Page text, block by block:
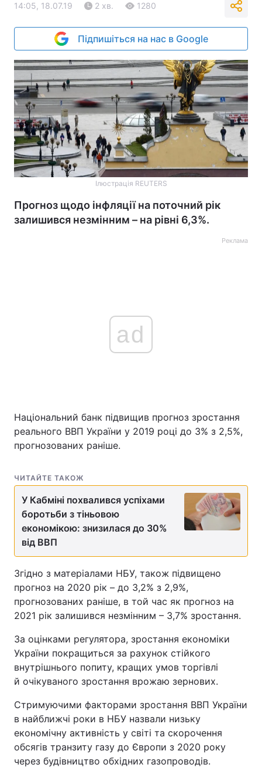
14:05, 18.07.19 2 хв. 1280
Підпишіться на нас в Google
Ілюстрація REUTERS
Прогноз щодо інфляції на поточний рік
залишився незмінним – на рівні 6,3%.
Реклама
ad
Національний банк підвищив прогноз зростання
реального ВВП України у 2019 році до 3% з 2,5%,
прогнозованих раніше.
ЧИТАЙТЕ ТАКОЖ
У Кабміні похвалився успіхами
боротьби з тіньовою
економікою: знизилася до 30%
від ВВП
Згідно з матеріалами НБУ, також підвищено
прогноз на 2020 рік – до 3,2% з 2,9%,
прогнозованих раніше, в той час як прогноз на
2021 рік залишився незмінним – 3,7% зростання.
За оцінками регулятора, зростання економіки
України покращиться за рахунок стійкого
внутрішнього попиту, кращих умов торгівлі
й очікуваного зростання врожаю зернових.
Стримуючими факторами зростання ВВП України
в найближчі роки в НБУ назвали низьку
економічну активність у світі та скорочення
обсягів транзиту газу до Європи з 2020 року
через будівництво обхідних газопроводів.